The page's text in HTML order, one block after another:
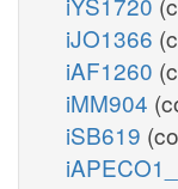
iJO1366
iAF1260
iMM904
iSB619